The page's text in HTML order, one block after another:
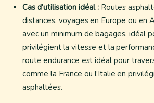
Cas d’utilisation idéal : Routes
distances, voyages en Europe ou en
avec un minimum de bagages, idéal
privilégient la vitesse et la
route endurance est idéal pour
comme la France ou l’Italie en
asphaltées.